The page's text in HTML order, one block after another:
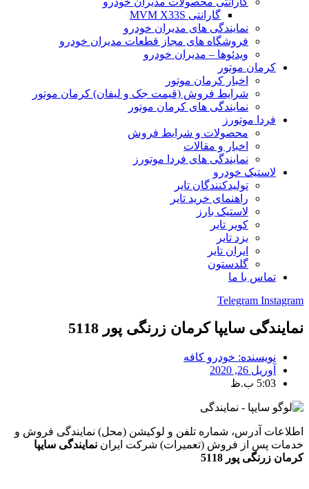
گارانتی MVM X33S
نمایندگی های مدیران خودرو
فروشگاه های مجاز قطعات مدیران خودرو
ویدئوها – مدیران خودرو
کرمان موتور
اخبار کرمان موتور
شرایط فروش (قیمت جک و لیفان) کرمان موتور
نمایندگی های کرمان موتور
فردا موتورز
محصولات و شرایط فروش
اخبار و مقالات
نمایندگی های فردا موتورز
لاستیک خودرو
تولیدکنندگان تایر
راهنمای خرید تایر
لاستیک بارز
کویر تایر
یزد تایر
ایران تایر
گلدستون
تماس با ما
Telegram Instagram
نمایندگی سایپا کرمان زرنگی پور 5118
نویسنده: خودرو کافه
آوریل 26, 2020
5:03 ب.ظ
اطلاعات آدرس، شماره تلفن و لوکیشن (محل) نمایندگی فروش و
خدمات پس از فروش (تعمیرات) شرکت ایران نمایندگی سایپا
کرمان زرنگی پور 5118